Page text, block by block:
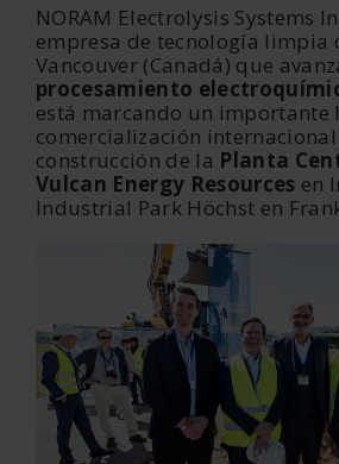
NORAM Electrolysis Systems
empresa de tecnología limpia
Vancouver (Canadá) que
procesamiento
está marcando un importante
comercialización
construcción de la Planta
Vulcan Energy Resources en
Industrial Park Höchst en